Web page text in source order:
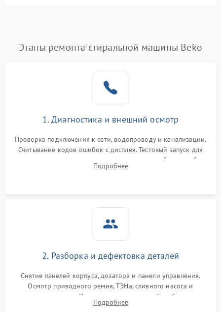
Этапы ремонта стиральной машины Beko
1. Диагностика и внешний осмотр
Проверка подключения к сети, водопроводу и канализации.
Считывание кодов ошибок с дисплея. Тестовый запуск для
выявления посторонних шумов, протечек или сбоев в работе
электронного модуля управления.
Подробнее
2. Разборка и дефектовка деталей
Снятие панелей корпуса, дозатора и панели управления.
Осмотр приводного ремня, ТЭНа, сливного насоса и
амортизаторов. Проверка подшипников барабана и
крестовины на износ, а манжеты люка на разрывы.
Подробнее